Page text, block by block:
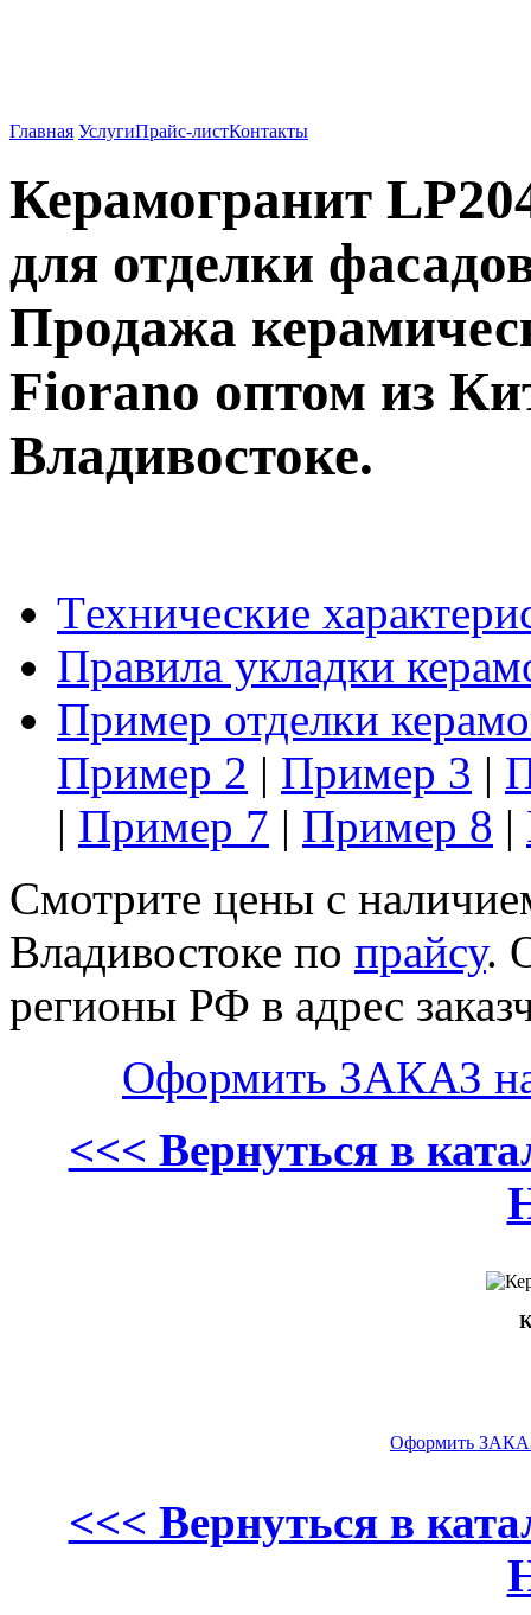
Главная УслугиПрайс-листКонтакты
Керамогранит
для отделки
Продажа
Fiorano оптом из
Владивостоке.
Tехнические
Правила укладки
Пример отделки
Пример 2 | Пример 3 |
| Пример 7 | Пример 8 |
Смотрите цены с
Владивостоке по прайсу.
регионы РФ в адрес
Оформить ЗАКАЗ
<<< Вернуться в
Оформить
<<< Вернуться в